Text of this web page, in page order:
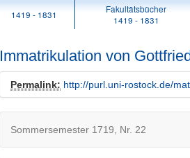
1419 - 1831
Fakultätsbücher
1419 - 1831
Immatrikulation von
Permalink: http://purl.uni-rostock.de/
Sommersemester 1719, Nr. 22